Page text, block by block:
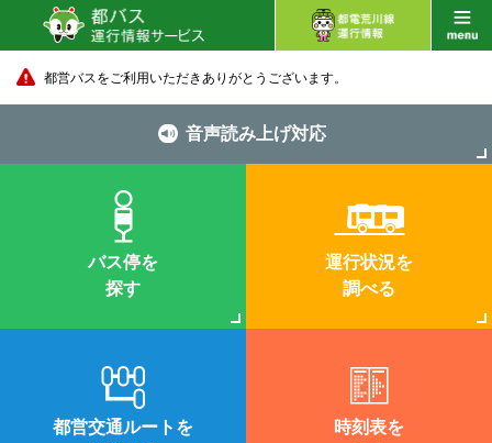
都営バスをご利用いただきありがとうございます。
音声読み上げ対応
バス停を
探す
運行状況を
調べる
都営交通ルートを
時刻表を